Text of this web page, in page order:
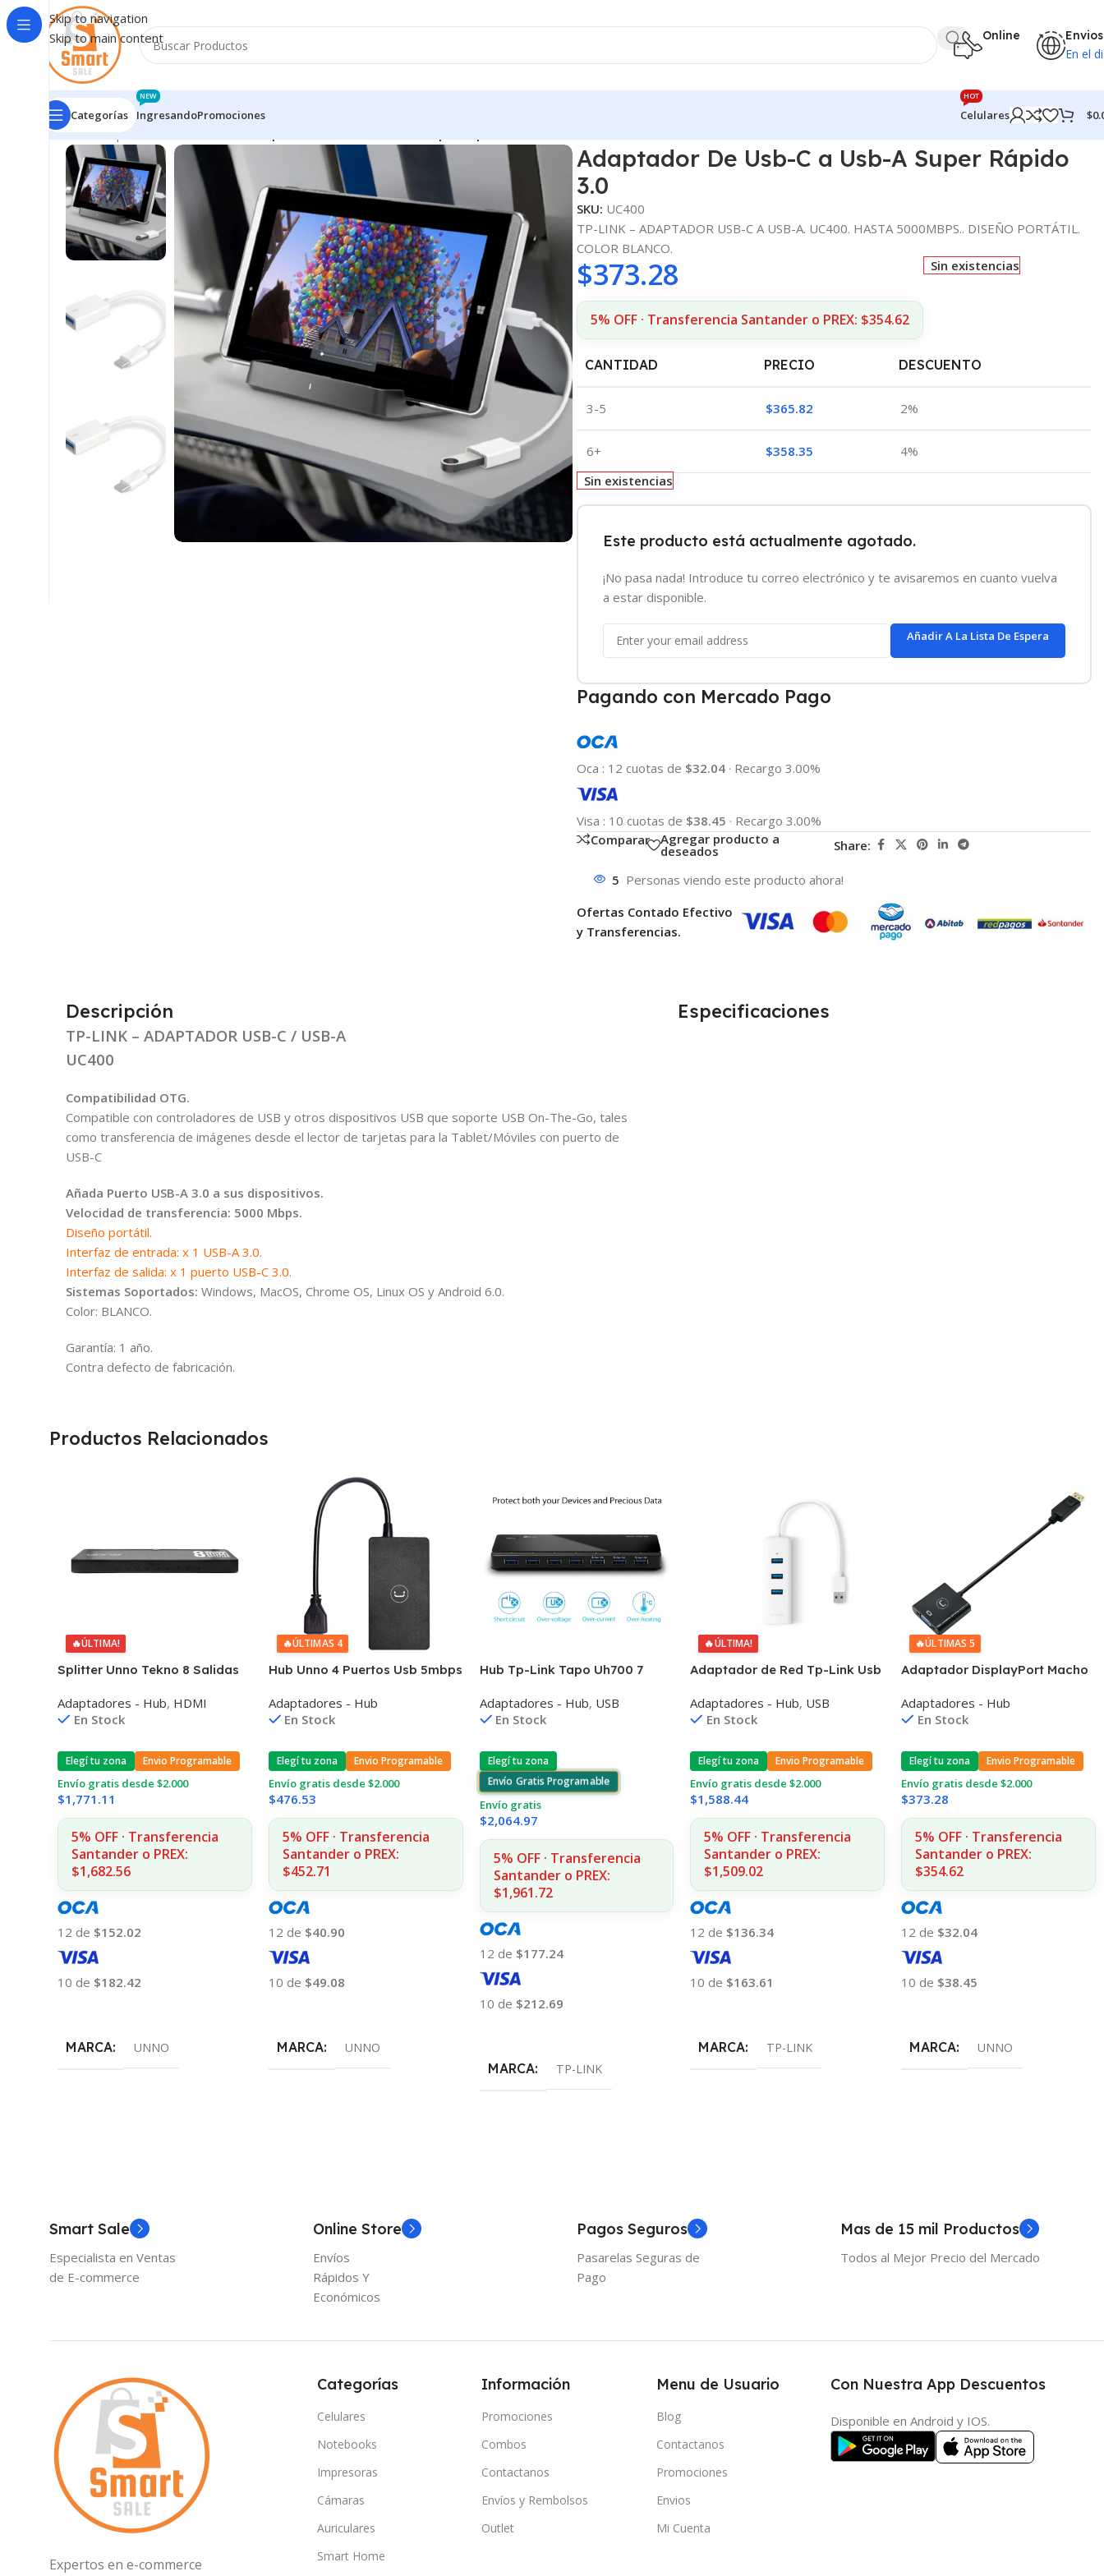
Skip to navigation
Skip to main content
Online Envios
En el
Categorías Ingresando
NEW
Promociones Celulares
HOT
$
Inicio/Adaptadores - Hub
Adaptador De Usb-C a Usb-A Super Rápido
3.0
SKU: UC400
TP-LINK – ADAPTADOR USB-C A USB-A. UC400. HASTA 5000MBPS.. DISEÑO PORTÁTIL.
COLOR BLANCO.
$373.28
5% OFF · Transferencia Santander o PREX: $354.62
Sin existencias
CANTIDAD PRECIO DESCUENTO
3-5 $365.82 2%
6+ $358.35
4%
Sin existencias
Este producto está actualmente agotado.
¡No pasa nada! Introduce tu correo electrónico y te avisaremos en cuanto vuelva
a estar disponible.
Añadir A La Lista De Espera
Pagando con Mercado Pago
Oca : 12 cuotas de $32.04 · Recargo 3.00%
Visa : 10 cuotas de $38.45 · Recargo 3.00%
Comparar
Agregar producto a
deseados Share:
5 Personas viendo este producto ahora!
Ofertas Contado Efectivo
y Transferencias.
Descripción
TP-LINK – ADAPTADOR USB-C / USB-A
UC400
Compatibilidad OTG.
Compatible con controladores de USB y otros dispositivos USB que soporte USB On-The-Go, tales
como transferencia de imágenes desde el lector de tarjetas para la Tablet/Móviles con puerto de
USB-C
Añada Puerto USB-A 3.0 a sus dispositivos.
Velocidad de transferencia: 5000 Mbps.
Diseño portátil.
Interfaz de entrada: x 1 USB-A 3.0.
Interfaz de salida: x 1 puerto USB-C 3.0.
Sistemas Soportados: Windows, MacOS, Chrome OS, Linux OS y Android 6.0.
Color: BLANCO.
Garantía: 1 año.
Contra defecto de fabricación.
Especificaciones
Productos Relacionados
🔥ÚLTIMA!
Splitter Unno Tekno 8 Salidas
Adaptadores - Hub, HDMI
En Stock
Elegí tu zona Envio Programable
Envío gratis desde $2.000
$1,771.11
5% OFF · Transferencia
Santander o PREX:
$1,682.56
12 de $152.02
10 de $182.42
MARCA UNNO
🔥ÚLTIMAS 4
Hub Unno 4 Puertos Usb 5mbps
Adaptadores - Hub
En Stock
Elegí tu zona Envio Programable
Envío gratis desde $2.000
$476.53
5% OFF · Transferencia
Santander o PREX:
$452.71
12 de $40.90
10 de $49.08
MARCA UNNO
Hub Tp-Link Tapo Uh700 7
Adaptadores - Hub, USB
En Stock
Elegí tu zona
Envío Gratis Programable
Envío gratis
$2,064.97
5% OFF · Transferencia
Santander o PREX:
$1,961.72
12 de $177.24
10 de $212.69
MARCA TP-LINK
🔥ÚLTIMA!
Adaptador de Red Tp-Link Usb
Adaptadores - Hub, USB
En Stock
Elegí tu zona Envio Programable
Envío gratis desde $2.000
$1,588.44
5% OFF · Transferencia
Santander o PREX:
$1,509.02
12 de $136.34
10 de $163.61
MARCA TP-LINK
🔥ÚLTIMAS 5
Adaptador DisplayPort Macho
Adaptadores - Hub
En Stock
Elegí tu zona Envio Programable
Envío gratis desde $2.000
$373.28
5% OFF · Transferencia
Santander o PREX:
$354.62
12 de $32.04
10 de $38.45
MARCA UNNO
Smart Sale
Especialista en Ventas
de E-commerce
Online Store
Envíos
Rápidos Y
Económicos
Pagos Seguros
Pasarelas Seguras de
Pago
Mas de 15 mil Productos
Todos al Mejor Precio del Mercado
Expertos en e-commerce
Categorías
Celulares
Notebooks
Impresoras
Cámaras
Auriculares
Smart Home
Información
Promociones
Combos
Contactanos
Envíos y Rembolsos
Outlet
Menu de Usuario
Blog
Contactanos
Promociones
Envios
Mi Cuenta
Con Nuestra App Descuentos
Disponible en Android y IOS.